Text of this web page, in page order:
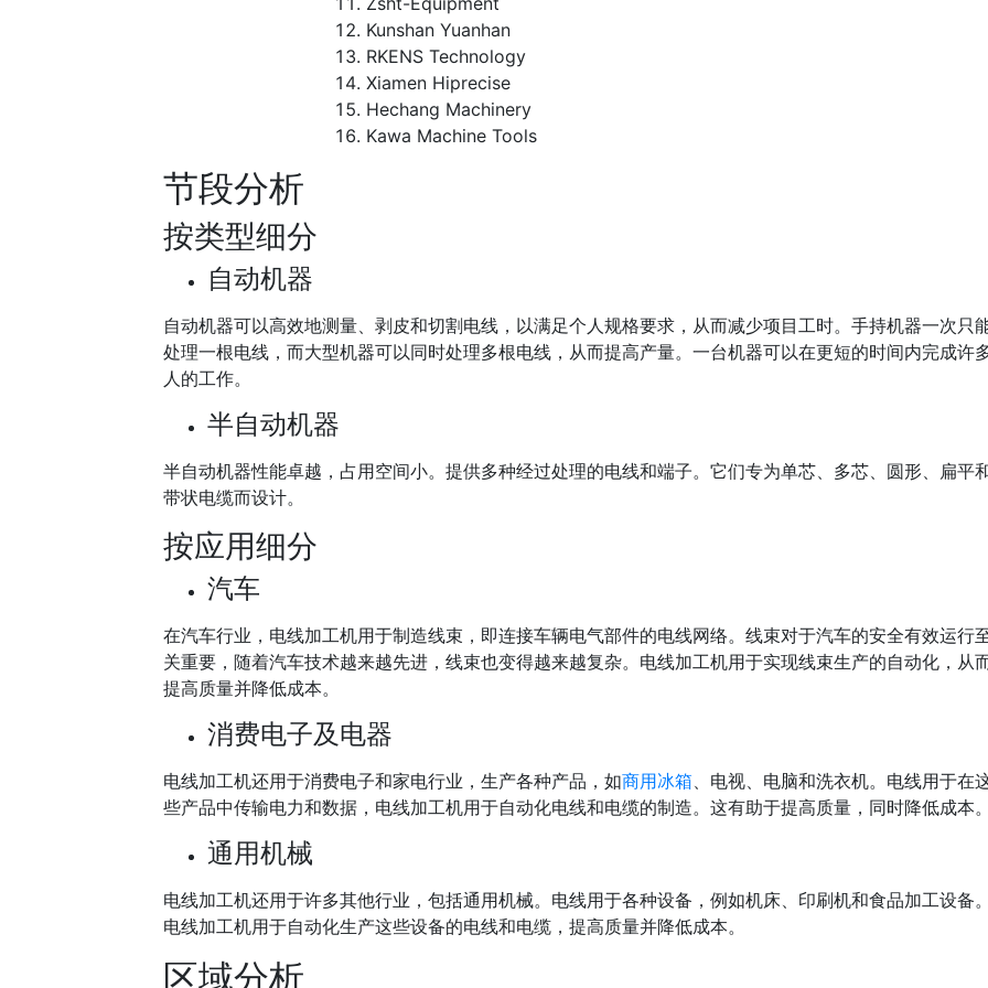
Kunshan Yuanhan
RKENS Technology
Xiamen Hiprecise
Hechang Machinery
Kawa Machine Tools
节段分析
按类型细分
自动机器
自动机器可以高效地测量、剥皮和切割电线，以满足个人规格要求，从而减少项目工时。手持机器一次只
处理一根电线，而大型机器可以同时处理多根电线，从而提高产量。一台机器可以在更短的时间内完成许
人的工作。
半自动机器
半自动机器性能卓越，占用空间小。提供多种经过处理的电线和端子。它们专为单芯、多芯、圆形、扁平
带状电缆而设计。
按应用细分
汽车
在汽车行业，电线加工机用于制造线束，即连接车辆电气部件的电线网络。线束对于汽车的安全有效运行
关重要，随着汽车技术越来越先进，线束也变得越来越复杂。电线加工机用于实现线束生产的自动化，从
提高质量并降低成本。
消费电子及电器
电线加工机还用于消费电子和家电行业，生产各种产品，如商用冰箱、电视、电脑和洗衣机。电线用于在
些产品中传输电力和数据，电线加工机用于自动化电线和电缆的制造。这有助于提高质量，同时降低成本。
通用机械
电线加工机还用于许多其他行业，包括通用机械。电线用于各种设备，例如机床、印刷机和食品加工设备。
电线加工机用于自动化生产这些设备的电线和电缆，提高质量并降低成本。
区域分析